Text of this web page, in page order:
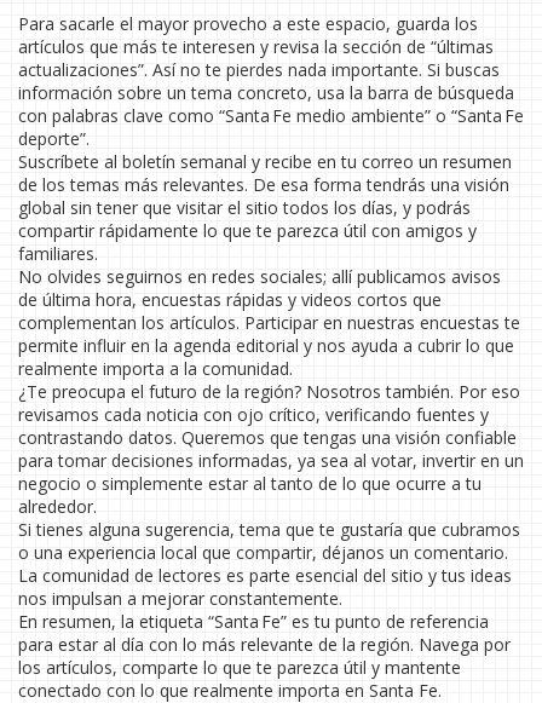
Para sacarle el mayor provecho a este espacio, guarda los
artículos que más te interesen y revisa la sección de “últimas
actualizaciones”. Así no te pierdes nada importante. Si buscas
información sobre un tema concreto, usa la barra de búsqueda
con palabras clave como “Santa Fe medio ambiente” o “Santa Fe
deporte”.
Suscríbete al boletín semanal y recibe en tu correo un resumen
de los temas más relevantes. De esa forma tendrás una visión
global sin tener que visitar el sitio todos los días, y podrás
compartir rápidamente lo que te parezca útil con amigos y
familiares.
No olvides seguirnos en redes sociales; allí publicamos avisos
de última hora, encuestas rápidas y videos cortos que
complementan los artículos. Participar en nuestras encuestas te
permite influir en la agenda editorial y nos ayuda a cubrir lo que
realmente importa a la comunidad.
¿Te preocupa el futuro de la región? Nosotros también. Por eso
revisamos cada noticia con ojo crítico, verificando fuentes y
contrastando datos. Queremos que tengas una visión confiable
para tomar decisiones informadas, ya sea al votar, invertir en un
negocio o simplemente estar al tanto de lo que ocurre a tu
alrededor.
Si tienes alguna sugerencia, tema que te gustaría que cubramos
o una experiencia local que compartir, déjanos un comentario.
La comunidad de lectores es parte esencial del sitio y tus ideas
nos impulsan a mejorar constantemente.
En resumen, la etiqueta “Santa Fe” es tu punto de referencia
para estar al día con lo más relevante de la región. Navega por
los artículos, comparte lo que te parezca útil y mantente
conectado con lo que realmente importa en Santa Fe.